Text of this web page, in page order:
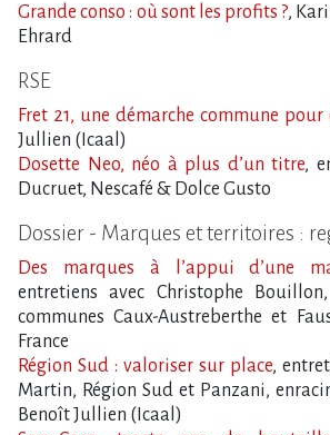
Grande conso : où sont les profits ?,
Ehrard
RSE
Fret 21, une démarche commune pour
Jullien (Icaal)
Dosette Neo, néo à plus d​‌’un titre,
Ducruet, Nescafé & Dolce Gusto
Dossier - Marques et territoires :
Des marques à l’appui d’une
entretiens avec Christophe
communes Caux-Austreberthe et
France
Région Sud : valoriser sur place,
Martin, Région Sud et Panzani,
Benoît Jullien (Icaal)